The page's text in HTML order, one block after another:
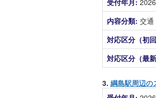
受付年月:
内容分類: 交通
対応区分（初
対応区分（最
3. 綱島駅周辺の